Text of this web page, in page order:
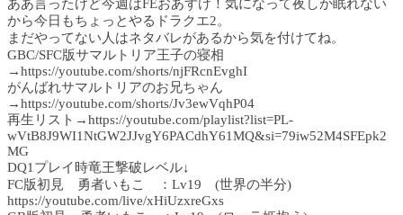
ああ言ったけど今週はFEおあずけ！気になって夜しか眠れない
から今日もちょっとやるドラクエ2。
まだやってない人はネタバレがあるから気を付けてね。
GBC/SFC版サマルトリア王子の寝相
→https://youtube.com/shorts/njFRcnEvghI
がんばれサマルトリアのお兄ちゃん
→https://youtube.com/shorts/Jv3ewVqhP04
再生リスト→https://youtube.com/playlist?list=PL-
wVtB8J9WI1NtGW2JJvgY6PACdhY61MQ&si=79iw52M4SFEpk2
MG
DQ1プレイ時竜王撃破レベル↓
FC版初見 勇者いもこ ：Lv19 (世界の半分)
https://youtube.com/live/xHiUzxreGxs